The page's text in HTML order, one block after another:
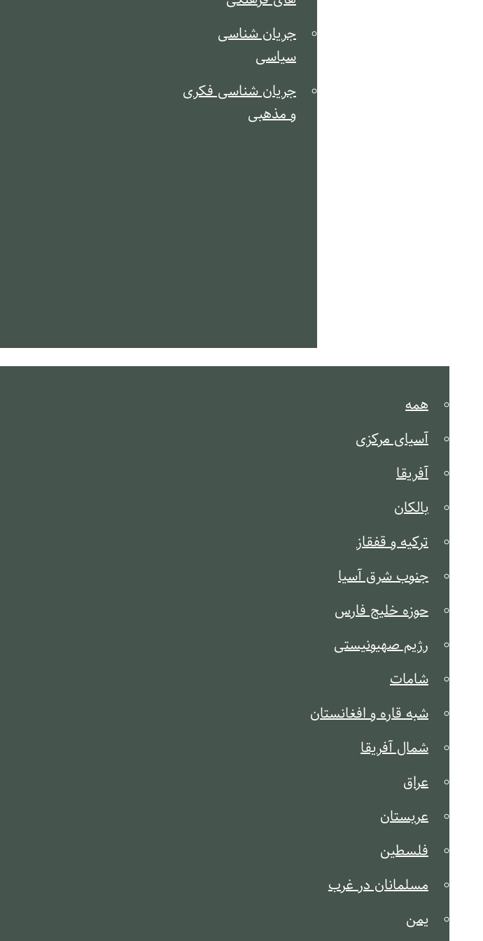
جریان شناسی
سیاسی
جریان شناسی فکری
و مذهبی
همه
آسیای مرکزی
آفریقا
بالکان
ترکیه و قفقاز
جنوب شرق آسیا
حوزه خلیج فارس
رژیم صهیونیستی
شامات
شبه قاره و افغانستان
شمال آفریقا
عراق
عربستان
فلسطین
مسلمانان در غرب
یمن